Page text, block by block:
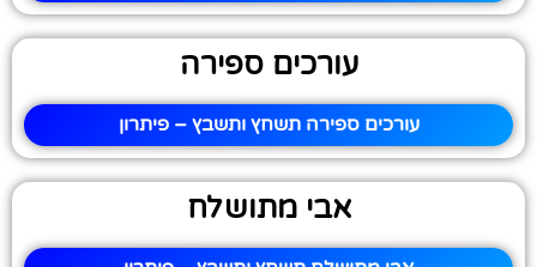
עורכים ספירה
עורכים ספירה תשחץ ותשבץ – פיתרון
אבי מתושלח